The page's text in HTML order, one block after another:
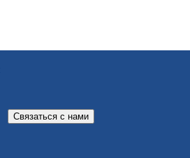
Связаться с нами